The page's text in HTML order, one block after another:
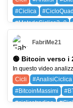
#Ciclica
#MetodoCiclico3_0
BAYG (BAYER AG)
DXY (Dollar Index)
FabriMe21
🟢 Bitcoin verso i
In questo video
Cicli
#AnalisiCiclica
#BitcoinMassimi
#ciclicatrading